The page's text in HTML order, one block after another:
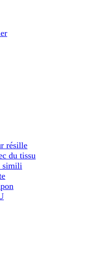
résille
du tissu
simili